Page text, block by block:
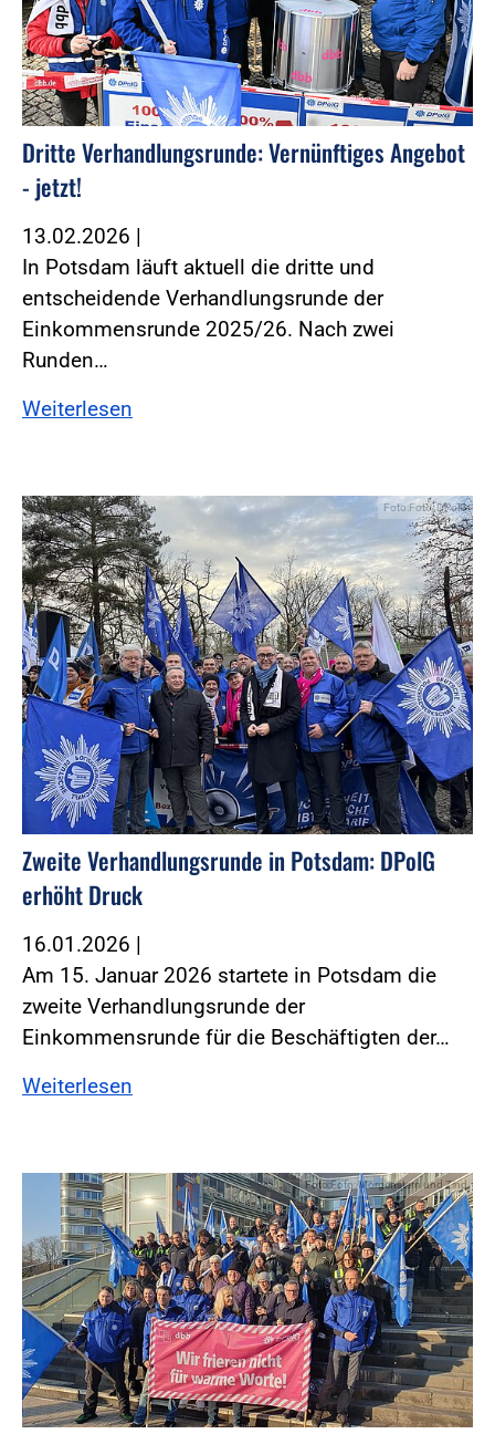
Dritte Verhandlungsrunde: Vernünftiges Angebot
- jetzt!
13.02.2026 |
In Potsdam läuft aktuell die dritte und
entscheidende Verhandlungsrunde der
Einkommensrunde 2025/26. Nach zwei
Runden…
Weiterlesen
Foto:Foto: DPolG
Zweite Verhandlungsrunde in Potsdam: DPolG
erhöht Druck
16.01.2026 |
Am 15. Januar 2026 startete in Potsdam die
zweite Verhandlungsrunde der
Einkommensrunde für die Beschäftigten der…
Weiterlesen
Foto:Foto: Morgenstern und Zind